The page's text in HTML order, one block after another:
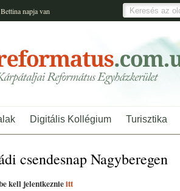
Bettinanapja van
Digitális Kollégium Turisztika
csendesnap Nagyberegen
kell jelentkeznieitt